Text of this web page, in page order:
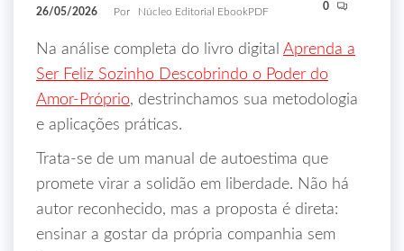
26/05/2026 Por Núcleo Editorial EbookPDF 0
Na análise completa do livro digital Aprenda a
Ser Feliz Sozinho Descobrindo o Poder do
Amor‑Próprio, destrinchamos sua metodologia
e aplicações práticas.
Trata‑se de um manual de autoestima que
promete virar a solidão em liberdade. Não há
autor reconhecido, mas a proposta é direta:
ensinar a gostar da própria companhia sem